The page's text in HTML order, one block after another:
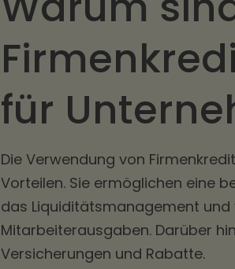
für
Die Verwendung von
Vorteilen. Sie ermöglichen eine
das Liquiditätsmanagement
Mitarbeiterausgaben. Darüber
Versicherungen und Rabatte.